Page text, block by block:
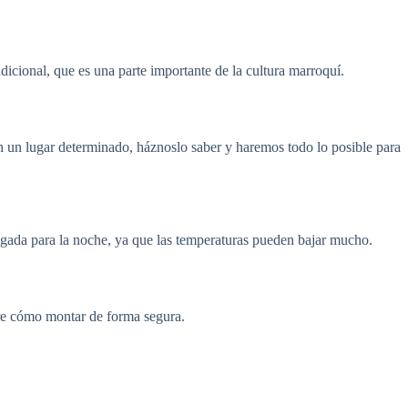
que es una parte importante de la cultura marroquí.
lugar determinado, háznoslo saber y haremos todo lo posible para
para la noche, ya que las temperaturas pueden bajar mucho.
cómo montar de forma segura.